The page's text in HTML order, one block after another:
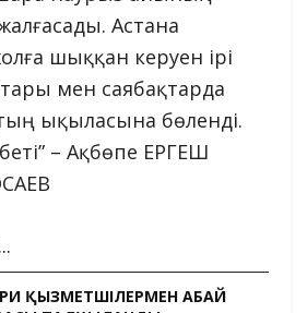
Астана
шыққан керуен ірі
мен саябақтарда
ықыласына бөленді.
– Ақбөпе ЕРГЕШ
ҚЫЗМЕТШІЛЕРМЕН АБАЙ